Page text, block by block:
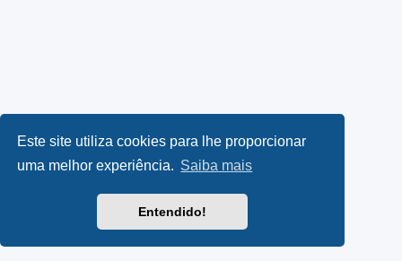
Este site utiliza cookies para lhe proporcionar
uma melhor experiência. Saiba mais
Entendido!